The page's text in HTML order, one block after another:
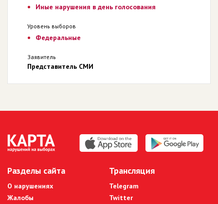
Иные нарушения в день голосования
Уровень выборов
Федеральные
Заявитель
Представитель СМИ
Разделы сайта
О нарушениях
Жалобы
Трансляция
Telegram
Twitter